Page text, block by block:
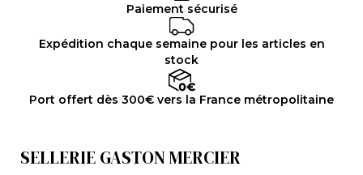
Paiement sécurisé
Expédition chaque semaine pour les articles en
stock
Port offert dès 300€ vers la France métropolitaine
SELLERIE GASTON MERCIER